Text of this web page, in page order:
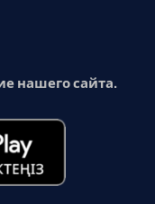
нашего сайта.